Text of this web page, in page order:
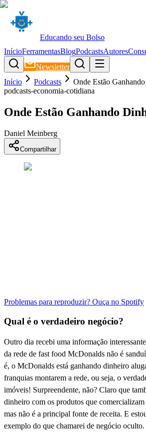
Educando seu Bolso
InícioFerramentasBlogPodcastsAutores
Newsletter
Início
Podcasts
Onde Estão
podcasts-economia-cotidiana
Onde Estão Ganhando
Daniel Meinberg
Compartilhar
Problemas para reproduzir? Ouça no Spotify
Qual é o verdadeiro negócio?
Outro dia recebi uma informação
da rede de fast food McDonalds não é
é, o McDonalds está ganhando dinheiro
franquias montarem a rede, ou seja, o
imóveis! Surpreendente, não? Claro que
dinheiro com os produtos que
mas não é a principal fonte de receita. E
exemplo do que chamarei de negócio